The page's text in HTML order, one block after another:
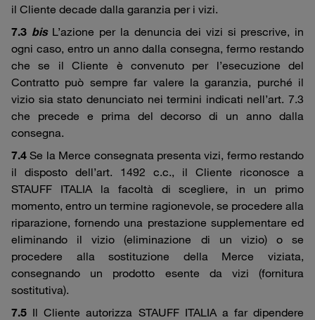
il Cliente decade dalla garanzia per i vizi.
7.3 bisL’azione per la denuncia dei vizi si prescrive, in
ogni caso, entro un anno dalla consegna, fermo restando
che se il Cliente è convenuto per l’esecuzione del
Contratto può sempre far valere la garanzia, purché il
vizio sia stato denunciato nei termini indicati nell’art. 7.3
che precede e prima del decorso di un anno dalla
consegna.
7.4 Se la Merce consegnata presenta vizi, fermo restando
il disposto dell’art. 1492 c.c., il Cliente riconosce a
STAUFF ITALIA la facoltà di scegliere, in un primo
momento, entro un termine ragionevole, se procedere alla
riparazione, fornendo una prestazione supplementare ed
eliminando il vizio (eliminazione di un vizio) o se
procedere alla sostituzione della Merce viziata,
consegnando un prodotto esente da vizi (fornitura
sostitutiva).
7.5 Il Cliente autorizza STAUFF ITALIA a far dipendere